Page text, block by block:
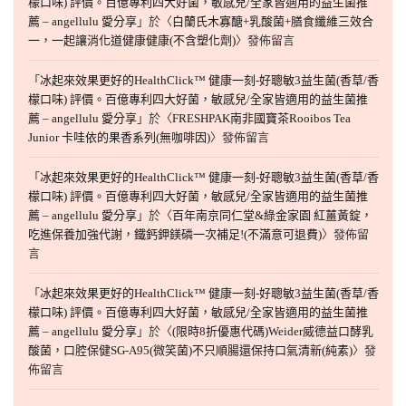
薦 – angellulu 愛分享 」於〈白蘭氏木寡醣+乳酸菌+膳食纖維三效合
一，一起讓消化道健康健康(不含塑化劑)〉發佈留言
「 冰起來效果更好的HealthClick™ 健康一刻-好聰敏3益生菌(香草/香
檬口味) 評價。百億專利四大好菌，敏感兒/全家皆適用的益生菌推
薦 – angellulu 愛分享 」於〈FRESHPAK南非國寶茶Rooibos Tea
Junior 卡哇依的果香系列(無咖啡因)〉發佈留言
「 冰起來效果更好的HealthClick™ 健康一刻-好聰敏3益生菌(香草/香
檬口味) 評價。百億專利四大好菌，敏感兒/全家皆適用的益生菌推
薦 – angellulu 愛分享 」於〈百年南京同仁堂&綠金家園 紅薑黃錠，
吃進保養加強代謝，鐵鈣鉀鎂磷一次補足!(不滿意可退費)〉發佈留
言
「 冰起來效果更好的HealthClick™ 健康一刻-好聰敏3益生菌(香草/香
檬口味) 評價。百億專利四大好菌，敏感兒/全家皆適用的益生菌推
薦 – angellulu 愛分享 」於〈(限時8折優惠代碼)Weider威德益口酵乳
酸菌，口腔保健SG-A95(微笑菌)不只順腸還保持口氣清新(純素)〉發
佈留言